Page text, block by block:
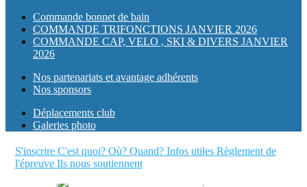
Commande bonnet de bain
COMMANDE TRIFONCTIONS JANVIER 2026
COMMANDE CAP, VELO , SKI & DIVERS JANVIER
2026
Nos partenariats et avantage adhérents
Nos sponsors
Déplacements club
Galeries photo
S'inscrire C'est quoi? Où? Quand? Infos utiles Règlement de
l'épreuve Ils nous soutiennent